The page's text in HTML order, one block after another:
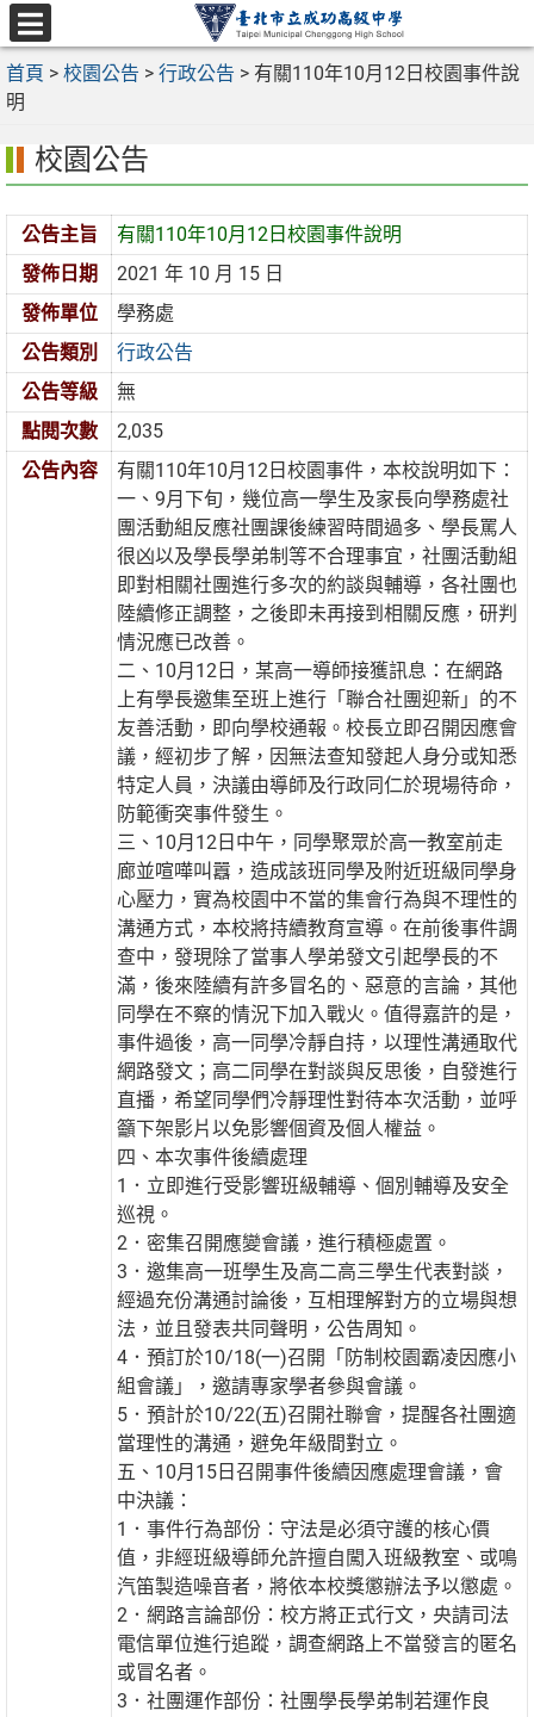
跳
至
主
要
區
選
單
首頁 > 校園公告 > 行政公告 > 有關110年10月12日校園事件說
明
校園公告
公告主旨
有關110年10月12日校園事件說明
發佈日期
2021 年 10 月 15 日
發佈單位
學務處
公告類別
行政公告
公告等級
無
點閱次數
2,035
公告內容
有關110年10月12日校園事件，本校說明如下：
一、9月下旬，幾位高一學生及家長向學務處社
團活動組反應社團課後練習時間過多、學長罵人
很凶以及學長學弟制等不合理事宜，社團活動組
即對相關社團進行多次的約談與輔導，各社團也
陸續修正調整，之後即未再接到相關反應，研判
情況應已改善。
二、10月12日，某高一導師接獲訊息：在網路
上有學長邀集至班上進行「聯合社團迎新」的不
友善活動，即向學校通報。校長立即召開因應會
議，經初步了解，因無法查知發起人身分或知悉
特定人員，決議由導師及行政同仁於現場待命，
防範衝突事件發生。
三、10月12日中午，同學聚眾於高一教室前走
廊並喧嘩叫囂，造成該班同學及附近班級同學身
心壓力，實為校園中不當的集會行為與不理性的
溝通方式，本校將持續教育宣導。在前後事件調
查中，發現除了當事人學弟發文引起學長的不
滿，後來陸續有許多冒名的、惡意的言論，其他
同學在不察的情況下加入戰火。值得嘉許的是，
事件過後，高一同學冷靜自持，以理性溝通取代
網路發文；高二同學在對談與反思後，自發進行
直播，希望同學們冷靜理性對待本次活動，並呼
籲下架影片以免影響個資及個人權益。
四、本次事件後續處理
1．立即進行受影響班級輔導、個別輔導及安全
巡視。
2．密集召開應變會議，進行積極處置。
3．邀集高一班學生及高二高三學生代表對談，
經過充份溝通討論後，互相理解對方的立場與想
法，並且發表共同聲明，公告周知。
4．預訂於10/18(一)召開「防制校園霸凌因應小
組會議」，邀請專家學者參與會議。
5．預計於10/22(五)召開社聯會，提醒各社團適
當理性的溝通，避免年級間對立。
五、10月15日召開事件後續因應處理會議，會
中決議：
1．事件行為部份：守法是必須守護的核心價
值，非經班級導師允許擅自闖入班級教室、或鳴
汽笛製造噪音者，將依本校獎懲辦法予以懲處。
2．網路言論部份：校方將正式行文，央請司法
電信單位進行追蹤，調查網路上不當發言的匿名
或冒名者。
3．社團運作部份：社團學長學弟制若運作良